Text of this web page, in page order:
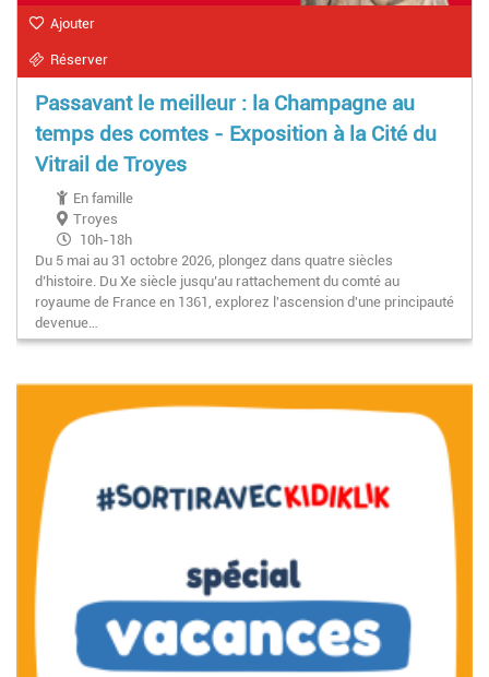
Ajouter
Réserver
Passavant le meilleur : la Champagne au
temps des comtes - Exposition à la Cité du
Vitrail de Troyes
En famille
Troyes
10h-18h
Du 5 mai au 31 octobre 2026, plongez dans quatre siècles
d’histoire. Du Xe siècle jusqu’au rattachement du comté au
royaume de France en 1361, explorez l'ascension d'une principauté
devenue…